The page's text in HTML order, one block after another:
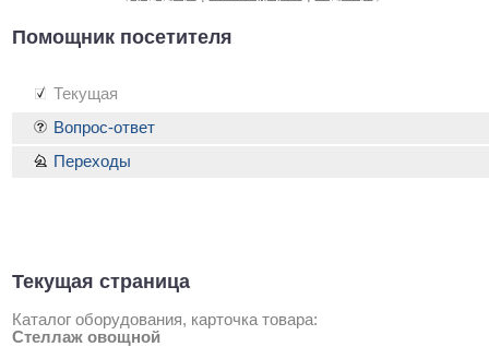
Помощник посетителя
Текущая
Текущая страница
Каталог оборудования, карточка товара:
Стеллаж овощной
Вопрос-ответ
Переходы